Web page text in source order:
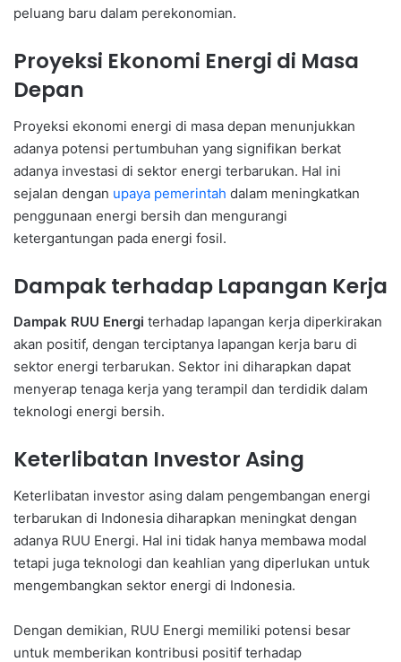
peluang baru dalam perekonomian.
Proyeksi Ekonomi Energi di Masa
Depan
Proyeksi ekonomi energi di masa depan menunjukkan
adanya potensi pertumbuhan yang signifikan berkat
adanya investasi di sektor energi terbarukan. Hal ini
sejalan dengan upaya pemerintah dalam meningkatkan
penggunaan energi bersih dan mengurangi
ketergantungan pada energi fosil.
Dampak terhadap Lapangan Kerja
Dampak RUU Energi terhadap lapangan kerja diperkirakan
akan positif, dengan terciptanya lapangan kerja baru di
sektor energi terbarukan. Sektor ini diharapkan dapat
menyerap tenaga kerja yang terampil dan terdidik dalam
teknologi energi bersih.
Keterlibatan Investor Asing
Keterlibatan investor asing dalam pengembangan energi
terbarukan di Indonesia diharapkan meningkat dengan
adanya RUU Energi. Hal ini tidak hanya membawa modal
tetapi juga teknologi dan keahlian yang diperlukan untuk
mengembangkan sektor energi di Indonesia.
Dengan demikian, RUU Energi memiliki potensi besar
untuk memberikan kontribusi positif terhadap